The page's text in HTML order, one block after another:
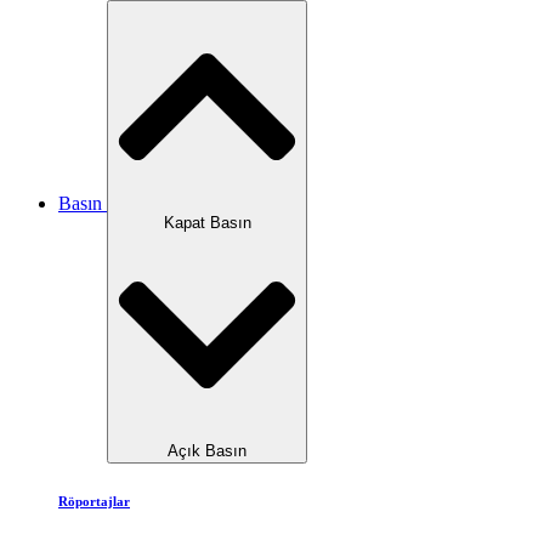
Basın
Kapat Basın
Açık Basın
Röportajlar